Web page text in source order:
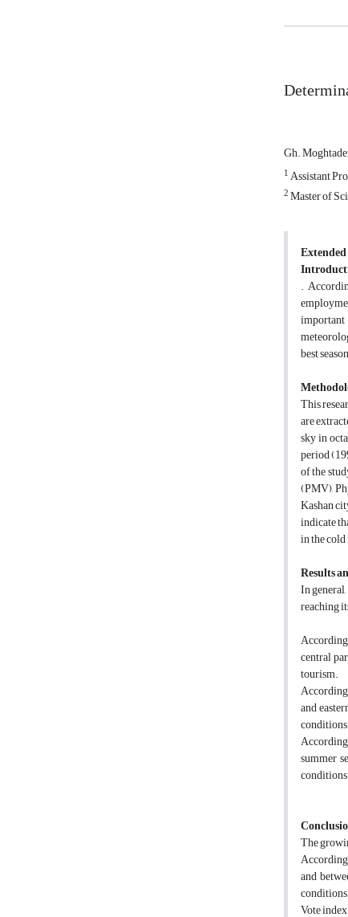
Gh.
1Assistant
2Master of
.
best
This
are
sky in
period
of the
(PMV),
Kashan
indicate
in the
Results
In
reaching
central
tourism.
and
summer
The
and
Vote